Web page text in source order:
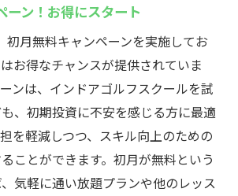
ーン！お得にスタート
初月無料キャンペーンを実施してお
お得なチャンスが提供されていま
ンは、インドアゴルフスクールを試
、初期投資に不安を感じる方に最適
を軽減しつつ、スキル向上のための
ことができます。初月が無料という
気軽に通い放題プランや他のレッス